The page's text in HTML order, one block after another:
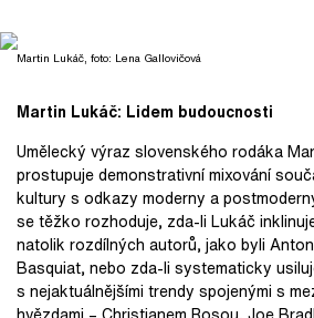
Martin Lukáč, foto: Lena Gallovičová
Martin Lukáč: Lidem budoucnosti
Umělecký výraz slovenského rodáka
prostupuje demonstrativní mixování
kultury s odkazy moderny a
se těžko rozhoduje, zda-li Lukáč
natolik rozdílných autorů, jako byli
Basquiat, nebo zda-li systematicky
s nejaktuálnějšími trendy spojenými s